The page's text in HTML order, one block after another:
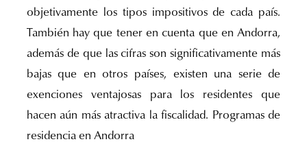
objetivamente los tipos impositivos de cada país.
También hay que tener en cuenta que en Andorra,
además de que las cifras son significativamente más
bajas que en otros países, existen una serie de
exenciones ventajosas para los residentes que
hacen aún más atractiva la fiscalidad. Programas de
residencia en Andorra